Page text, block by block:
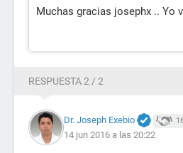
Muchas gracias josephx .. Yo
RESPUESTA 2 / 2
Dr. Joseph Exebio
14 jun 2016 a las 20:22